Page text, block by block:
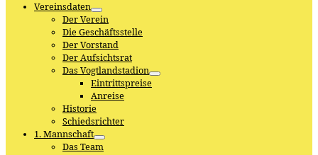
Vereinsdaten
Der Verein
Die Geschäftsstelle
Der Vorstand
Der Aufsichtsrat
Das Vogtlandstadion
Eintrittspreise
Anreise
Historie
Schiedsrichter
1. Mannschaft
Das Team